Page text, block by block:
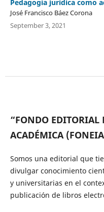
Pedagogía jurídica como
José Francisco Báez Corona
September 3, 2021
“FONDO EDITORIAL
ACADÉMICA
Somos una editorial que
divulgar conocimiento
y universitarias en el
publicación de libros